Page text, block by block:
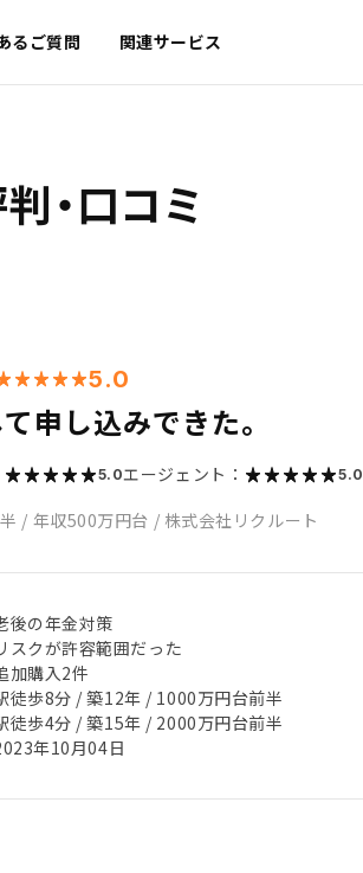
るご質問 関連サービス
・口コミ
5.0
申し込みできた。
5.0エージェント： 5.0
/ 年収500万円台 / 株式会社リクルート
後の年金対策
スクが許容範囲だった
加購入2件
徒歩8分 / 築12年 / 1000万円台前半
徒歩4分 / 築15年 / 2000万円台前半
年10月04日